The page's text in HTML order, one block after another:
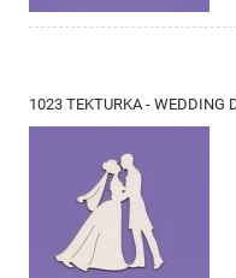
1023 TEKTURKA - WEDDING